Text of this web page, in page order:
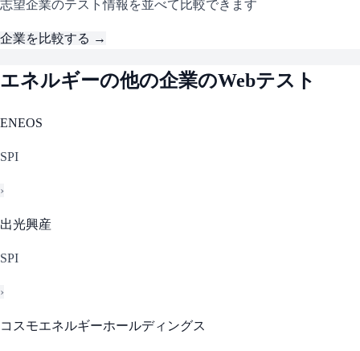
志望企業のテスト情報を並べて比較できます
企業を比較する →
エネルギーの他の企業のWebテスト
ENEOS
SPI
›
出光興産
SPI
›
コスモエネルギーホールディングス